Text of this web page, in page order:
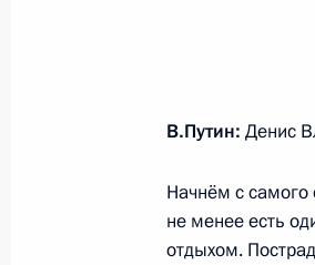
В.Путин: Денис
Начнём с самого
не менее есть
отдыхом.